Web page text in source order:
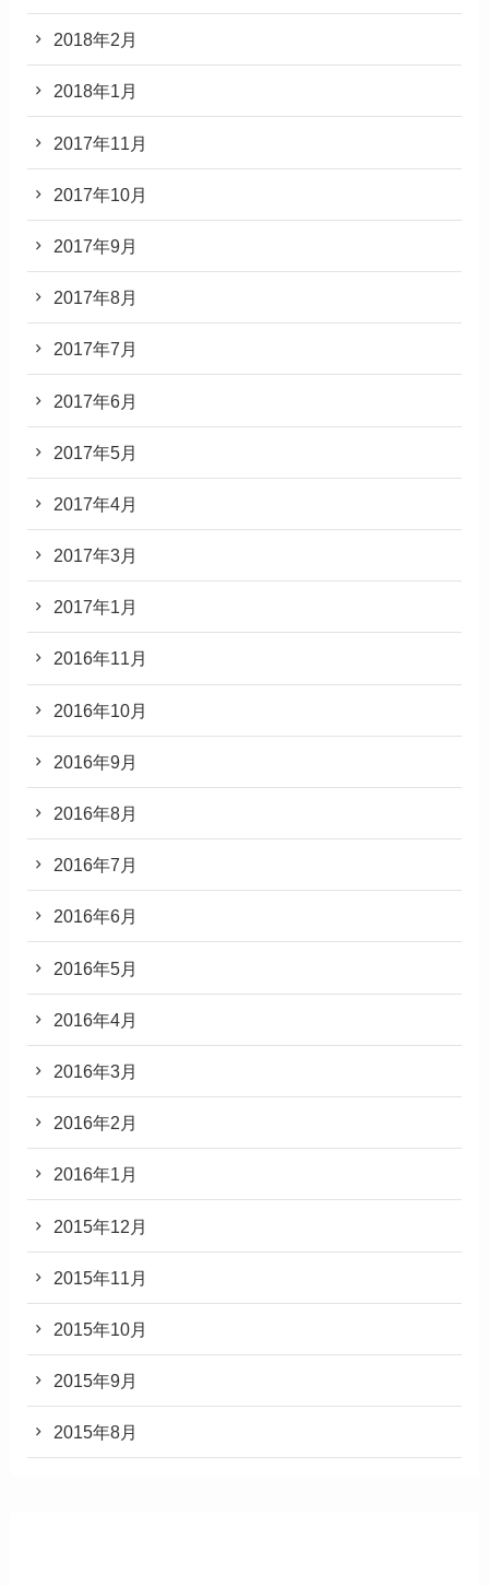
2018年2月
2018年1月
2017年11月
2017年10月
2017年9月
2017年8月
2017年7月
2017年6月
2017年5月
2017年4月
2017年3月
2017年1月
2016年11月
2016年10月
2016年9月
2016年8月
2016年7月
2016年6月
2016年5月
2016年4月
2016年3月
2016年2月
2016年1月
2015年12月
2015年11月
2015年10月
2015年9月
2015年8月